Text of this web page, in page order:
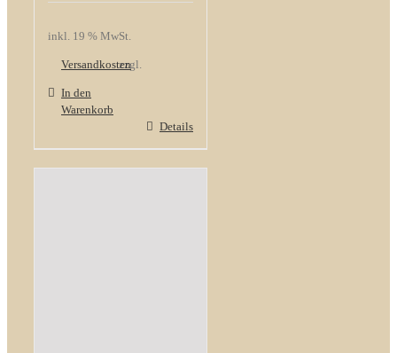
inkl. 19 % MwSt.
zzgl.
Versandkosten
In den
Warenkorb
Details